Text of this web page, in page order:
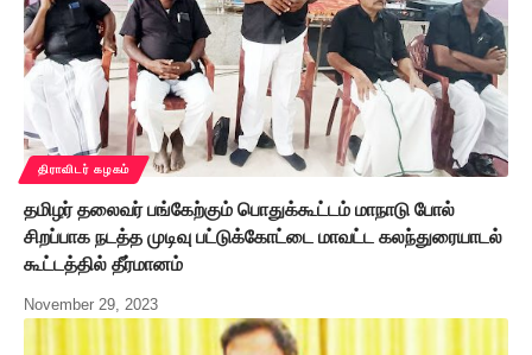
திராவிடர் கழகம்
தமிழர் தலைவர் பங்கேற்கும் பொதுக்கூட்டம் மாநாடு போல்
சிறப்பாக நடத்த முடிவு பட்டுக்கோட்டை மாவட்ட கலந்துரையாடல்
கூட்டத்தில் தீர்மானம்
November 29, 2023